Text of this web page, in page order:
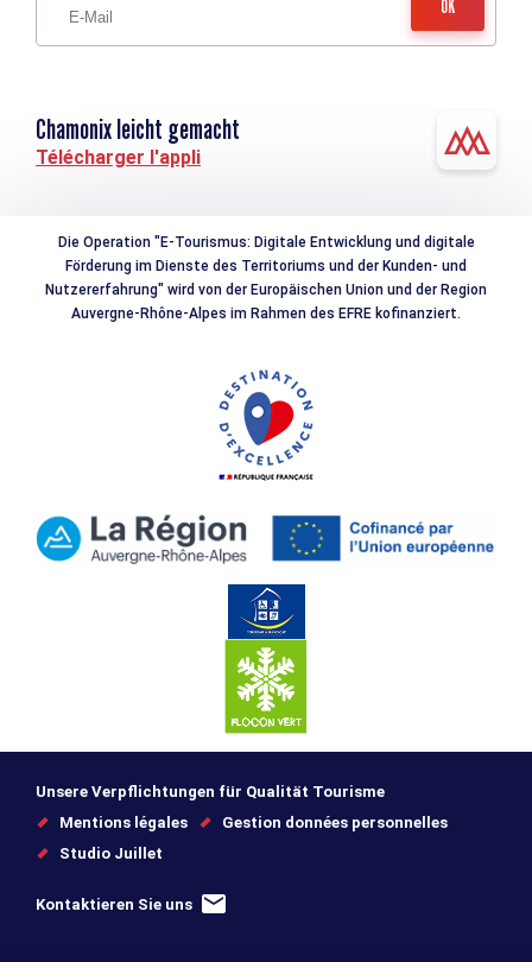
Chamonix leicht gemacht
Télécharger l'appli
Die Operation "E-Tourismus: Digitale Entwicklung und digitale
Förderung im Dienste des Territoriums und der Kunden- und
Nutzererfahrung" wird von der Europäischen Union und der Region
Auvergne-Rhône-Alpes im Rahmen des EFRE kofinanziert.
Unsere Verpflichtungen für Qualität Tourisme
Mentions légales
Gestion données personnelles
Studio Juillet
Kontaktieren Sie uns